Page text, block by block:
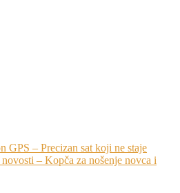
GPS – Precizan sat koji ne staje
– Kopča za nošenje novca i